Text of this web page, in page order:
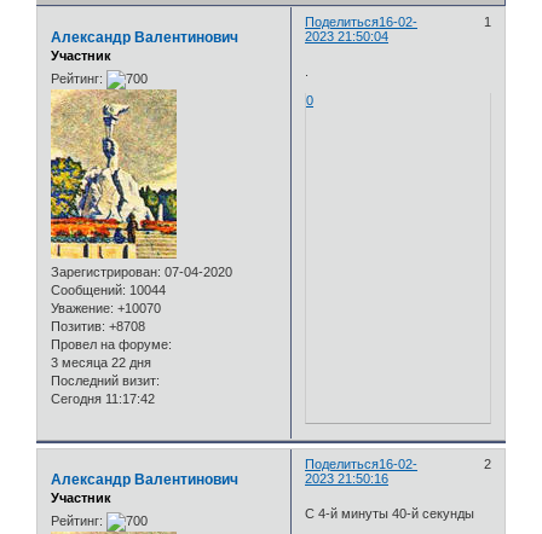
Поделиться 1
16-02-
2023 21:50:04
Александр Валентинович
Участник
Рейтинг:
Зарегистрирован: 07-04-2020
Сообщений: 10044
Уважение: +10070
Позитив: +8708
Провел на форуме:
3 месяца 22 дня
Последний визит:
Сегодня 11:17:42
0
Поделиться 2
16-02-
2023 21:50:16
Александр Валентинович
Участник
Рейтинг:
С 4-й минуты 40-й секунды